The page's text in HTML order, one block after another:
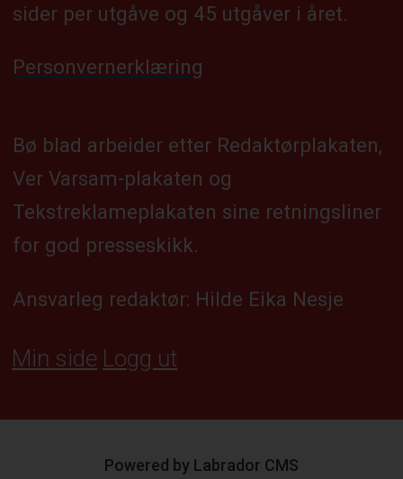
sider per utgåve og 45 utgåver i året.
Personvernerklæring
Bø blad arbeider etter Redaktørplakaten,
Ver Varsam-plakaten og
Tekstreklameplakaten sine retningsliner
for god presseskikk.
Ansvarleg redaktør: Hilde Eika Nesje
Min side Logg ut
Powered by Labrador CMS